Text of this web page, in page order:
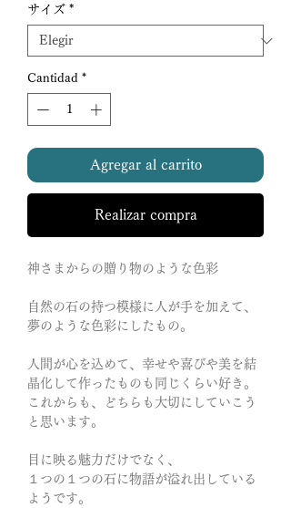
サイズ *
Cantidad *
Agregar al carrito
Realizar compra
神さまからの贈り物のような色彩
自然の石の持つ模様に人が手を加えて、
夢のような色彩にしたもの。
人間が心を込めて、幸せや喜びや美を結
晶化して作ったものも同じくらい好き。
これからも、どちらも大切にしていこう
と思います。
目に映る魅力だけでなく、
１つの１つの石に物語が溢れ出している
ようです。